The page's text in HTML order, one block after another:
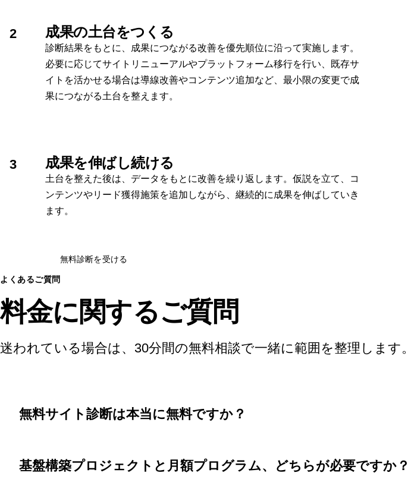
2 成果の土台をつくる
診断結果をもとに、成果につながる改善を優先順位に沿って実施します。
必要に応じてサイトリニューアルやプラットフォーム移行を行い、既存サ
イトを活かせる場合は導線改善やコンテンツ追加など、最小限の変更で成
果につながる土台を整えます。
3 成果を伸ばし続ける
土台を整えた後は、データをもとに改善を繰り返します。仮説を立て、コ
ンテンツやリード獲得施策を追加しながら、継続的に成果を伸ばしていき
ます。
無料診断を受ける
よくあるご質問
料金に関するご質問
迷われている場合は、30分間の無料相談で一緒に範囲を整理します。
無料サイト診断は本当に無料ですか？
基盤構築プロジェクトと月額プログラム、どちらが必要ですか？